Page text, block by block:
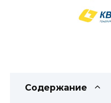
Содержание